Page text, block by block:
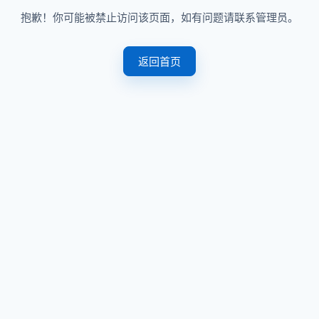
抱歉！你可能被禁止访问该页面，如有问题请联系管理员。
返回首页